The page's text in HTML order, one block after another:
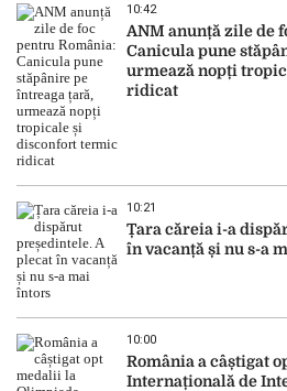
10:42
ANM anunță zile de
Canicula pune
urmează nopți
ridicat
10:21
Țara căreia i-a
în vacanță și nu s-a
10:00
România a câștigat
Internațională de